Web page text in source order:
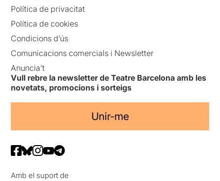
Política de privacitat
Política de cookies
Condicions d’ús
Comunicacions comercials i Newsletter
Anuncia’t
Vull rebre la newsletter de Teatre Barcelona amb les
novetats, promocions i sorteigs
Unir-me
Amb el suport de